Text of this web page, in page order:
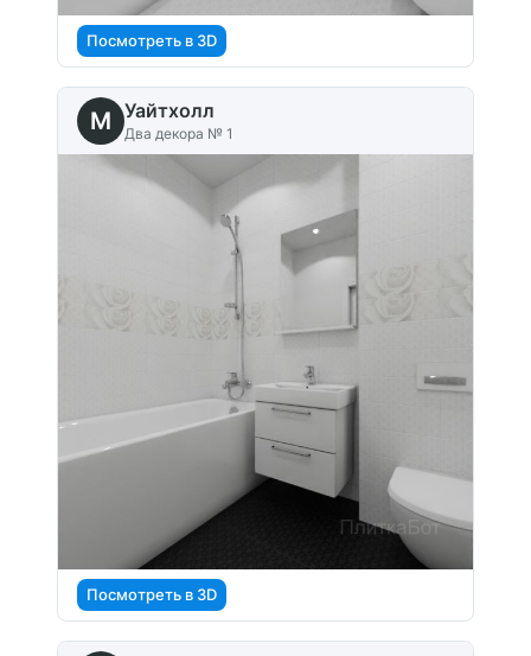
Посмотреть в 3D
M Уайтхолл
Два декора № 1
Посмотреть в 3D